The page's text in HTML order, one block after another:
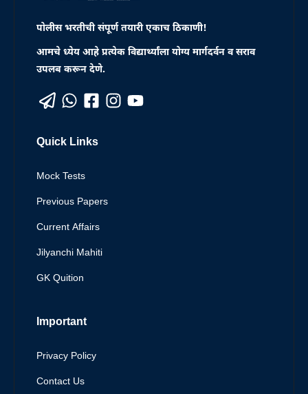
पोलीस भरतीची संपूर्ण तयारी एकाच ठिकाणी!
आमचे ध्येय आहे प्रत्येक विद्यार्थ्यांला योग्य मार्गदर्वन व सराव
उपलब करून देणे.
Quick Links
Mock Tests
Previous Papers
Current Affairs
Jilyanchi Mahiti
GK Quition
Important
Privacy Policy
Contact Us